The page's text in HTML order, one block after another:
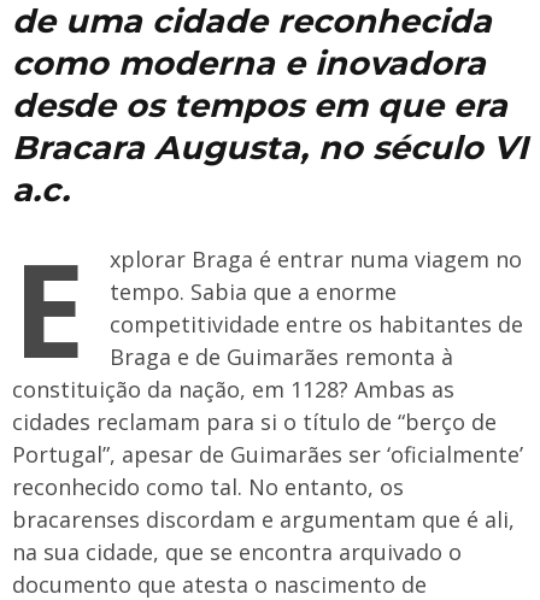
de uma cidade reconhecida
como moderna e inovadora
desde os tempos em que era
Bracara Augusta, no século VI
a.c.
E
xplorar Braga é entrar numa viagem no
tempo. Sabia que a enorme
competitividade entre os habitantes de
Braga e de Guimarães remonta à
constituição da nação, em 1128? Ambas as
cidades reclamam para si o título de “berço de
Portugal”, apesar de Guimarães ser ‘oficialmente’
reconhecido como tal. No entanto, os
bracarenses discordam e argumentam que é ali,
na sua cidade, que se encontra arquivado o
documento que atesta o nascimento de